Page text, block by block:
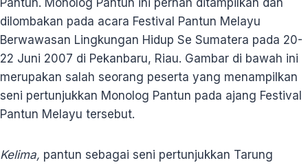
dilombakan pada acara Festival Pantun Melayu
Berwawasan Lingkungan Hidup Se Sumatera pada 20-
22 Juni 2007 di Pekanbaru, Riau. Gambar di bawah ini
merupakan salah seorang peserta yang menampilkan
seni pertunjukkan Monolog Pantun pada ajang Festival
Pantun Melayu tersebut.
Kelima, pantun sebagai seni pertunjukkan Tarung